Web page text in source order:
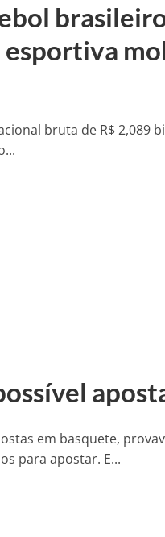
esportiva
bruta de R$ 2,089
em basquete,
para apostar. E...